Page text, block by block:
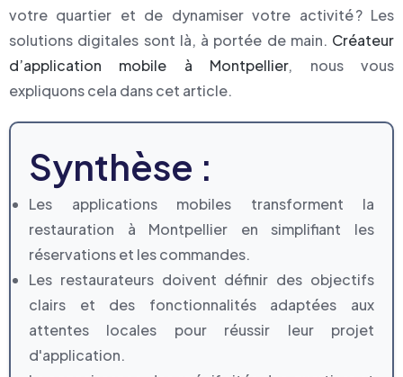
votre quartier et de dynamiser votre activité ? Les
solutions digitales sont là, à portée de main. Créateur
d’application mobile à Montpellier, nous vous
expliquons cela dans cet article.
Synthèse :
Les applications mobiles transforment la
restauration à Montpellier en simplifiant les
réservations et les commandes.
Les restaurateurs doivent définir des objectifs
clairs et des fonctionnalités adaptées aux
attentes locales pour réussir leur projet
d'application.